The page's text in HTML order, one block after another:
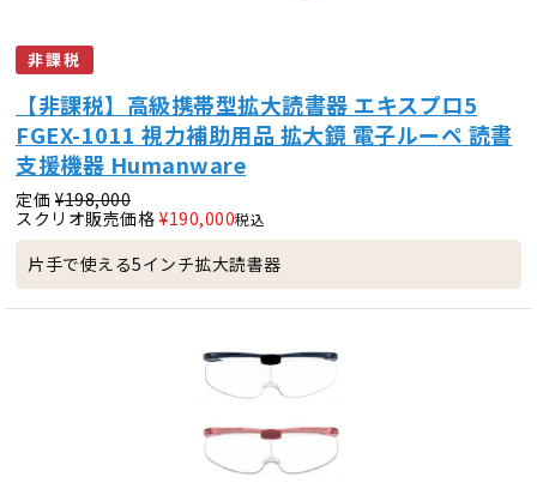
非課税
【非課税】高級携帯型拡大読書器 エキスプロ5
FGEX-1011 視力補助用品 拡大鏡 電子ルーペ 読書
支援機器 Humanware
定価 ¥198,000
スクリオ販売価格 ¥190,000税込
片手で使える5インチ拡大読書器